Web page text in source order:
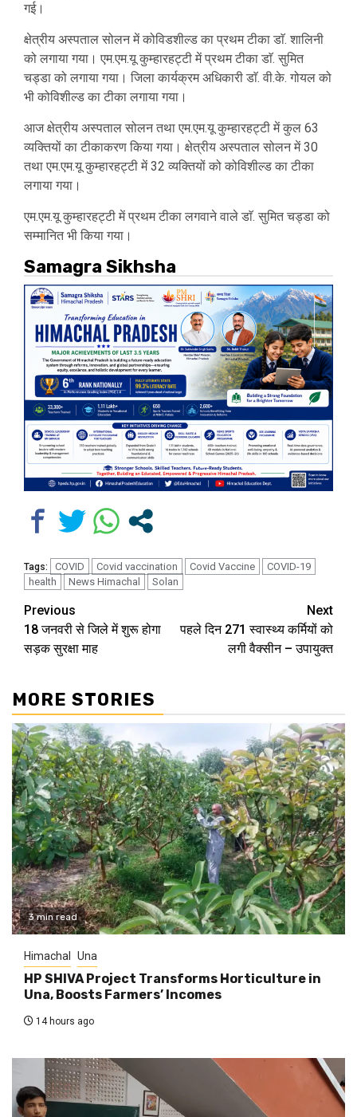
गई।
क्षेत्रीय अस्पताल सोलन में कोविडशील्ड का प्रथम टीका डाॅ. शालिनी
को लगाया गया। एम.एम.यू कुम्हारहट्टी में प्रथम टीका डाॅ. सुमित
चड्डा को लगाया गया। जिला कार्यक्रम अधिकारी डाॅ. वी.के. गोयल को
भी कोविशील्ड का टीका लगाया गया।
आज क्षेत्रीय अस्पताल सोलन तथा एम.एम.यू कुम्हारहट्टी में कुल 63
व्यक्तियों का टीकाकरण किया गया। क्षेत्रीय अस्पताल सोलन में 30
तथा एम.एम.यू कुम्हारहट्टी में 32 व्यक्तियों को कोविशील्ड का टीका
लगाया गया।
एम.एम.यू कुम्हारहट्टी में प्रथम टीका लगवाने वाले डाॅ. सुमित चड्डा को
सम्मानित भी किया गया।
Samagra Sikhsha
Tags: COVID Covid vaccination Covid Vaccine
COVID-19
health
News Himachal Solan
Continue
Reading
Previous
18 जनवरी से जिले में शुरू होगा
सड़क सुरक्षा माह
Next
पहले दिन 271 स्वास्थ्य कर्मियों को
लगी वैक्सीन – उपायुक्त
MORE STORIES
3 min read
Himachal Una
HP SHIVA Project Transforms Horticulture in
Una, Boosts Farmers’ Incomes
14 hours ago